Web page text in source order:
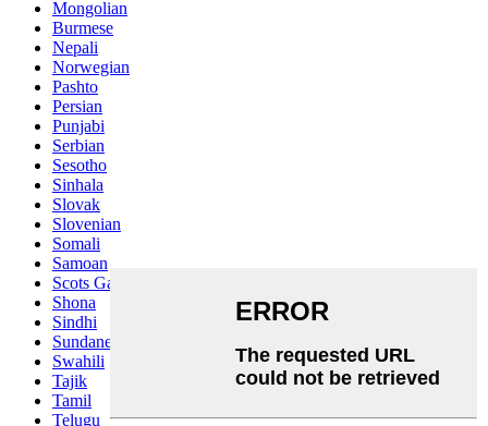
Mongolian
Burmese
Nepali
Norwegian
Pashto
Persian
Punjabi
Serbian
Sesotho
Sinhala
Slovak
Slovenian
Somali
Samoan
Scots Gaelic
Shona
Sindhi
Sundanese
Swahili
Tajik
Tamil
Telugu